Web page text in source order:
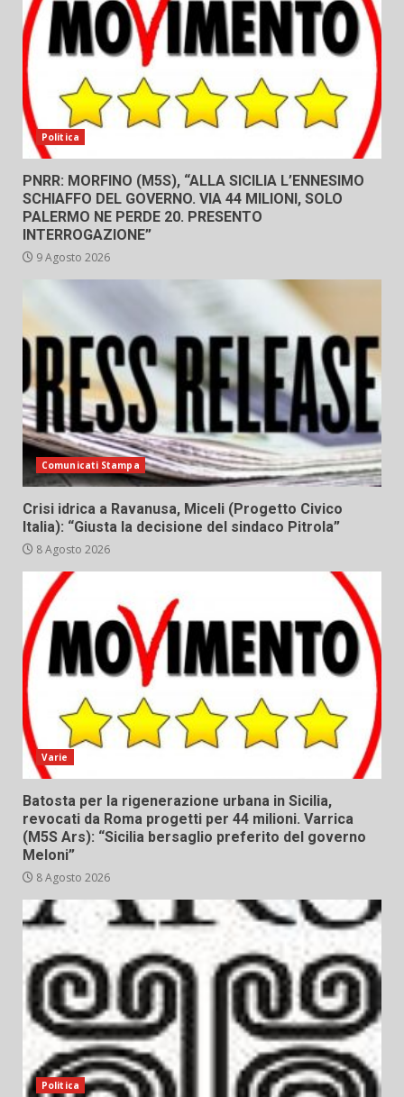
Politica
PNRR: MORFINO (M5S), “ALLA SICILIA L’ENNESIMO
SCHIAFFO DEL GOVERNO. VIA 44 MILIONI, SOLO
PALERMO NE PERDE 20. PRESENTO
INTERROGAZIONE”
9 Agosto 2026
Comunicati Stampa
Crisi idrica a Ravanusa, Miceli (Progetto Civico
Italia): “Giusta la decisione del sindaco Pitrola”
8 Agosto 2026
Varie
Batosta per la rigenerazione urbana in Sicilia,
revocati da Roma progetti per 44 milioni. Varrica
(M5S Ars): “Sicilia bersaglio preferito del governo
Meloni”
8 Agosto 2026
Politica